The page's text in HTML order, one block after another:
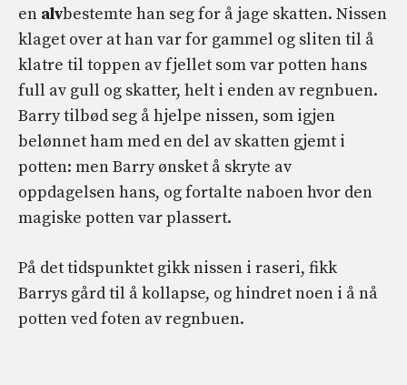
en alvbestemte han seg for å jage skatten. Nissen
klaget over at han var for gammel og sliten til å
klatre til toppen av fjellet som var potten hans
full av gull og skatter, helt i enden av regnbuen.
Barry tilbød seg å hjelpe nissen, som igjen
belønnet ham med en del av skatten gjemt i
potten: men Barry ønsket å skryte av
oppdagelsen hans, og fortalte naboen hvor den
magiske potten var plassert.
På det tidspunktet gikk nissen i raseri, fikk
Barrys gård til å kollapse, og hindret noen i å nå
potten ved foten av regnbuen.